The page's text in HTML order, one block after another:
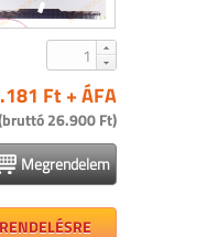
Ft + ÁFA
26.900 Ft)
Megrendelem
RENDELÉSRE